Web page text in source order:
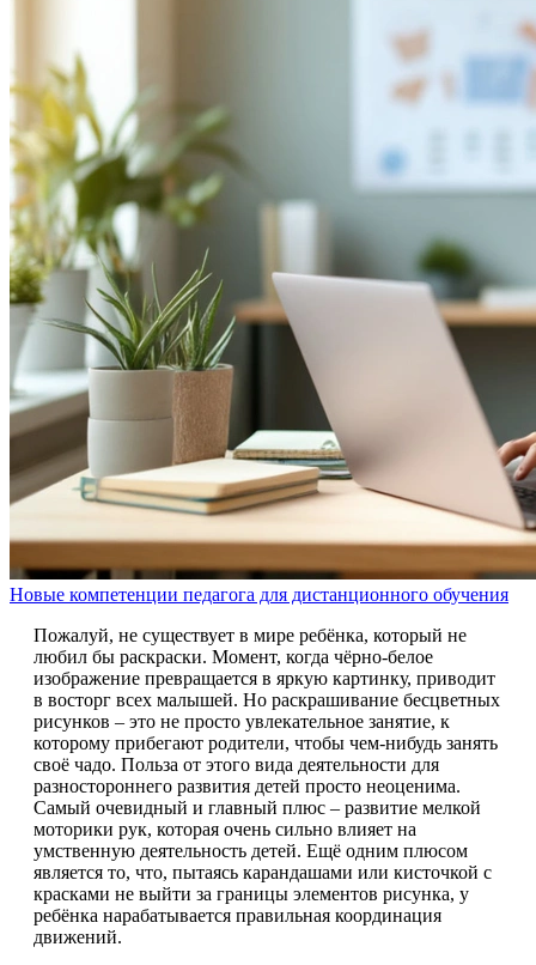
Новые компетенции педагога для дистанционного обучения
Пожалуй, не существует в мире ребёнка, который не
любил бы раскраски. Момент, когда чёрно-белое
изображение превращается в яркую картинку, приводит
в восторг всех малышей. Но раскрашивание бесцветных
рисунков – это не просто увлекательное занятие, к
которому прибегают родители, чтобы чем-нибудь занять
своё чадо. Польза от этого вида деятельности для
разностороннего развития детей просто неоценима.
Самый очевидный и главный плюс – развитие мелкой
моторики рук, которая очень сильно влияет на
умственную деятельность детей. Ещё одним плюсом
является то, что, пытаясь карандашами или кисточкой с
красками не выйти за границы элементов рисунка, у
ребёнка нарабатывается правильная координация
движений.